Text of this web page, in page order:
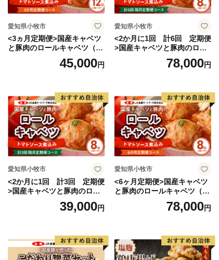
愛知県小牧市
<3ヵ月定期便>国産キャベツ
と豚肉のロールキャベツ（6P
45,000円
愛知県小牧市
<2か月に1回 計6回 定期便
>国産キャベツと豚肉のロー
ルキャベツ（4P入り）
78,000円
愛知県小牧市
<2か月に1回 計3回 定期便
>国産キャベツと豚肉のロー
ルキャベツ（4P入り）
39,000円
愛知県小牧市
<6ヶ月定期便>国産キャベツ
と豚肉のロールキャベツ（4P
78,000円